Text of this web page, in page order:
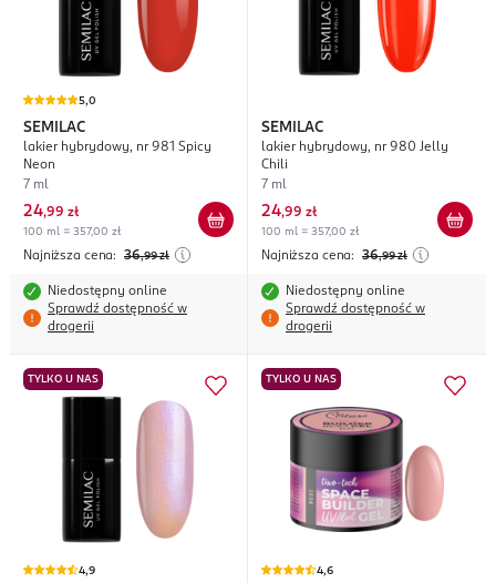
5,0
SEMILAC
lakier hybrydowy, nr 981 Spicy
Neon
7 ml
24,99 zł
100 ml = 357,00 zł
Najniższa cena: 36,99 zł
Niedostępny online
Sprawdź dostępność w
drogerii
SEMILAC
lakier hybrydowy, nr 980 Jelly
Chili
7 ml
24,99 zł
100 ml = 357,00 zł
Najniższa cena: 36,99 zł
Niedostępny online
Sprawdź dostępność w
drogerii
TYLKO U NAS
4,9
TYLKO U NAS
4,6